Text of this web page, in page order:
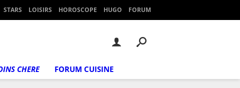
STARS LOISIRS HOROSCOPE HUGO FORUM
CHERE FORUM CUISINE